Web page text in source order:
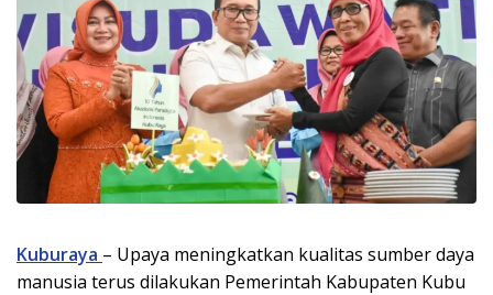
Kuburaya – Upaya meningkatkan kualitas sumber daya
manusia terus dilakukan Pemerintah Kabupaten Kubu